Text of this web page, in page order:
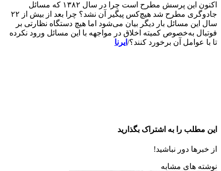
اکنون این پرسش‌ مطرح است چرا در سال ۱۳۸۲ که مسائل
جادوگری مطرح شد هیچ‌کس پیگیر آن نشد؟ چرا بعد از بیش از ۲۲
سال این مسائل بار دیگر بیان می‌شود اما هیچ دستگاه نظارتی بر
فوتبال به‌خصوص کمیته اخلاق در مواجهه با این مسائل ورود نکرده
تا با عوامل آن برخورد کنند؟/ ایرنا
این مطلب را به اشتراک بگذارید
از خبرها دور نباشید!
نوشته های مشابه